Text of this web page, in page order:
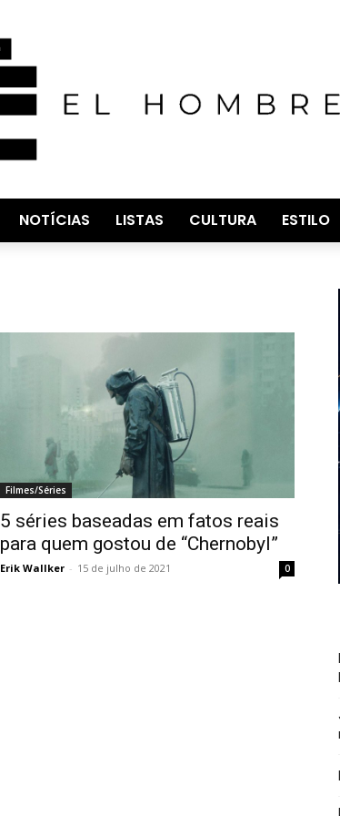
NOTÍCIAS LISTAS CULTURA ESTILO
Filmes/Séries
5 séries baseadas em fatos reais
para quem gostou de “Chernobyl”
Erik Wallker - 15 de julho de 2021 0